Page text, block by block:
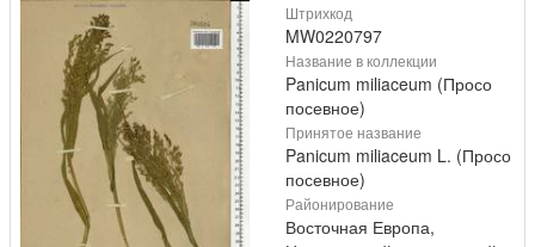
Штрихкод
MW0220797
Название в коллекции
Panicum miliaceum (Просо
посевное)
Принятое название
Panicum miliaceum L. (Просо
посевное)
Районирование
Восточная Европа,